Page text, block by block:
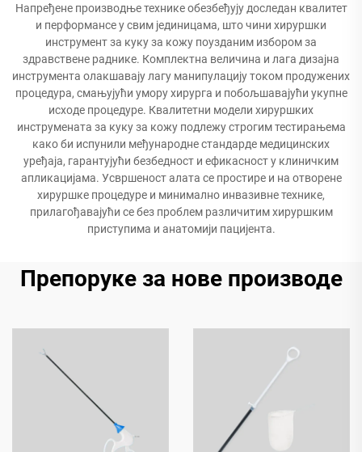
Напређене производње технике обезбеђују доследан квалитет
и перформансе у свим јединицама, што чини хируршки
инструмент за куку за кожу поузданим избором за
здравствене раднике. Комплектна величина и лага дизајна
инструмента олакшавају лагу манипулацију током продужених
процедура, смањујући умору хирурга и побољшавајући укупне
исходе процедуре. Квалитетни модели хируршких
инструмената за куку за кожу подлежу строгим тестирањема
како би испунили међународне стандарде медицинских
уређаја, гарантујући безбедност и ефикасност у клиничким
апликацијама. Усвршеност алата се простире и на отворене
хируршке процедуре и минимално инвазивне технике,
прилагођавајући се без проблем различитим хируршким
приступима и анатомији пацијента.
Препоруке за нове производе